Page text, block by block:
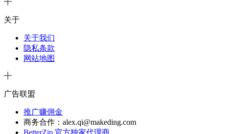
关于
关于我们
隐私条款
网站地图
广告联盟
推广赚佣金
商务合作：alex.qi@makeding.com